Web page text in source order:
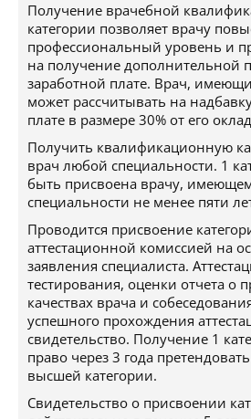
Получение врачебной
категории позволяет врачу
профессиональный уровень и
на получение дополнительной
заработной плате. Врач,
может рассчитывать на
плате в размере 30% от его
Получить квалификационную
врач любой специальности. 1
быть присвоена врачу,
специальности не менее пяти
Проводится присвоение
аттестационной комиссией на
заявления специалиста.
тестирования, оценки отчета о
качествах врача и
успешного прохождения
свидетельство. Получение 1
право через 3 года
высшей категории.
Свидетельство о присвоении